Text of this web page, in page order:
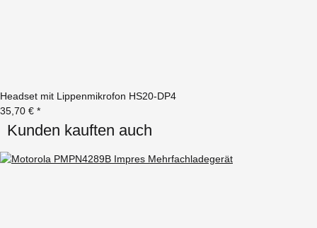
Headset mit Lippenmikrofon HS20-DP4
35,70 € *
Kunden kauften auch